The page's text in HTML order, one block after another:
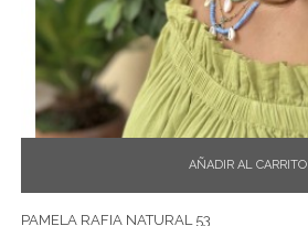
AÑADIR AL CARRITO
PAMELA RAFIA NATURAL 53